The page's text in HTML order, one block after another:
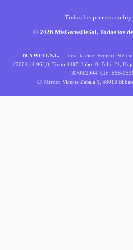
Todos los precios
© 2026 MisGafasDeSol. Todos los
BUYWELL S.L. — Inscrita en el Registro
1/2004 / 4.962,0, Tomo 4407, Libro 0, Folio 22,
30/03/2004. CIF: ESB-
C/ Párroco Vicente Zabala 1, 48013